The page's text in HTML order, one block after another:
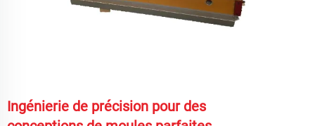
Ingénierie de précision pour des